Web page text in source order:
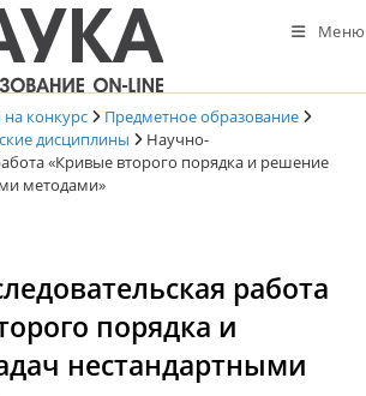
Меню
конкурс
Предметное образование
дисциплины
Научно-
«Кривые второго порядка и решение
методами»
работа
порядка и
нестандартными